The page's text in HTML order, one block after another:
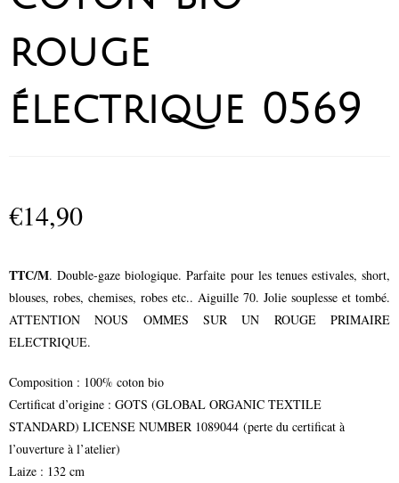
rouge
électrique 0569
€14,90
TTC/M. Double-gaze biologique. Parfaite pour les tenues estivales, short,
blouses, robes, chemises, robes etc.. Aiguille 70. Jolie souplesse et tombé.
ATTENTION NOUS OMMES SUR UN ROUGE PRIMAIRE
ELECTRIQUE.
Composition : 100% coton bio
Certificat d’origine : GOTS (GLOBAL ORGANIC TEXTILE
STANDARD) LICENSE NUMBER 1089044 (perte du certificat à
l’ouverture à l’atelier)
Laize : 132 cm